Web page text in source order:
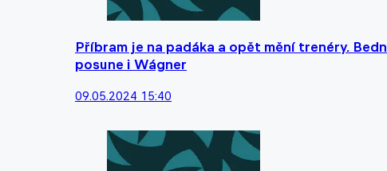
Příbram je na padáka a opět mění trenéry.
posune i Wágner
09.05.2024 15:40